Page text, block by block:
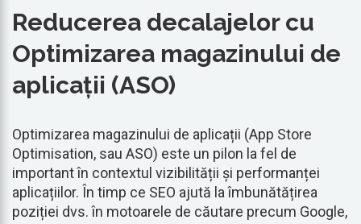
Reducerea decalajelor cu
Optimizarea magazinului de
aplicații (ASO)
Optimizarea magazinului de aplicații (App Store
Optimisation, sau ASO) este un pilon la fel de
important în contextul vizibilității și performanței
aplicațiilor. În timp ce SEO ajută la îmbunătățirea
poziției dvs. în motoarele de căutare precum Google,